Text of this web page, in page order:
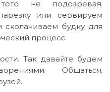
не подозревая.
или сервируем
сколачиваем будку для
процесс.
Так давайте будем
Общаться,